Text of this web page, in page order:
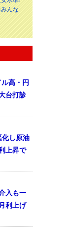
んな
高・円
台打診
化し原油
上昇で
入も一
利上げ